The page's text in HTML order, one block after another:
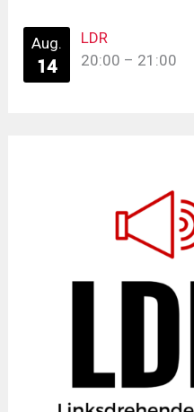
Aug.
14
LDR
20:00 – 21:00